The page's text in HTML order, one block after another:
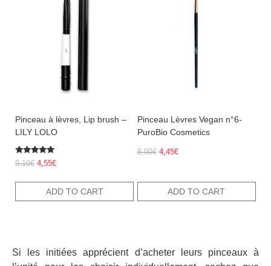
Pinceau à lèvres, Lip brush –
LILY LOLO
Rated
5.00
9,10€ Original
9,10€.
4,55€Current
4,55€.
ADD TO CART
Pinceau Lèvres Vegan n°6-
PuroBio Cosmetics
8,90€ Original
4,45€Current
ADD TO CART
Si les initiées apprécient d’acheter leurs pinceaux à